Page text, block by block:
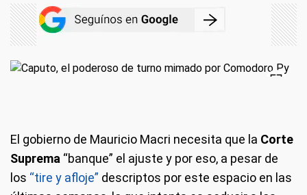
El gobierno de Mauricio Macri necesita que la Corte
Suprema “banque” el ajuste y por eso, a pesar de
los “tire y afloje” descriptos por este espacio en las